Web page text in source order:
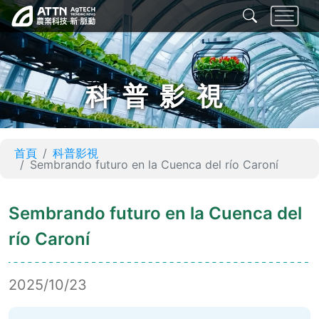
科普影視
首頁
科普影視
Sembrando futuro en la Cuenca del río Caroní
Sembrando futuro en la Cuenca del
río Caroní
2025/10/23